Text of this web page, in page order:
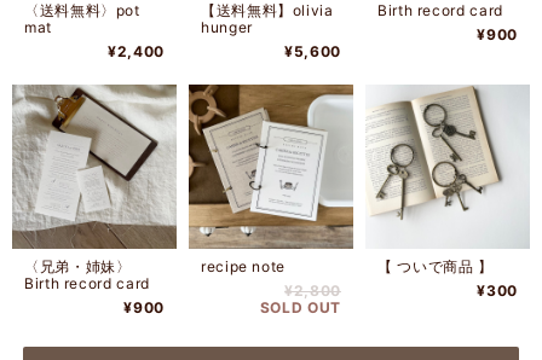
〈送料無料〉pot
mat
¥2,400
【送料無料】olivia
hunger
¥5,600
Birth record card
¥900
〈兄弟・姉妹〉
Birth record card
¥900
recipe note
¥2,800
SOLD OUT
【 ついで商品 】
¥300